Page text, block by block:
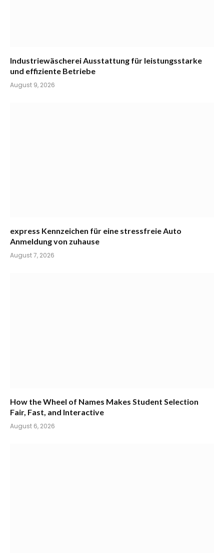
Industriewäscherei Ausstattung für leistungsstarke
und effiziente Betriebe
August 9, 2026
express Kennzeichen für eine stressfreie Auto
Anmeldung von zuhause
August 7, 2026
How the Wheel of Names Makes Student Selection
Fair, Fast, and Interactive
August 6, 2026